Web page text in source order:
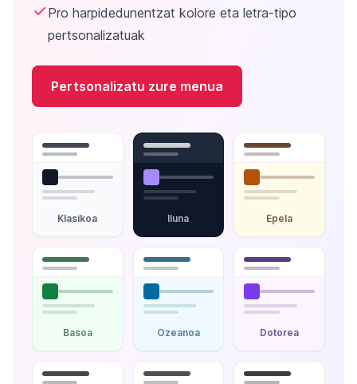
Pro harpidedunentzat kolore eta letra-tipo
pertsonalizatuak
Pertsonalizatu zure menua
Klasikoa Iluna Epela
Basoa Ozeanoa Dotorea